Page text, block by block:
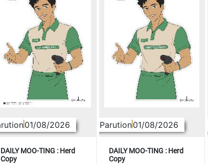
01/08/2026
DAILY MOO-TING : Herd
Copy
Parution01/08/2026
DAILY MOO-TING : Herd
Copy